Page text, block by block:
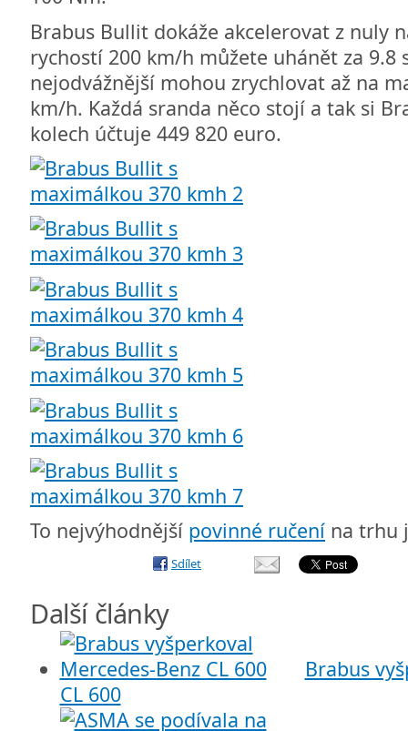
Brabus Bullit dokáže akcelerovat z nuly
rychostí 200 km/h můžete uhánět za 9.8
nejodvážnější mohou zrychlovat až na
km/h. Každá sranda něco stojí a tak si
kolech účtuje 449 820 euro.
To nejvýhodnější povinné ručení na trhu
Sdílet
Další články
Brabus
CL 600